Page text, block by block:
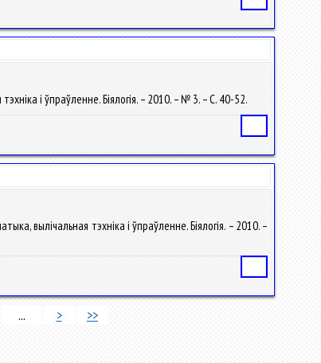
і ўпраўленне. Біялогія. – 2010. – № 3. – С. 40-52.
вылічальная тэхніка і ўпраўленне. Біялогія. – 2010. –
... > >>